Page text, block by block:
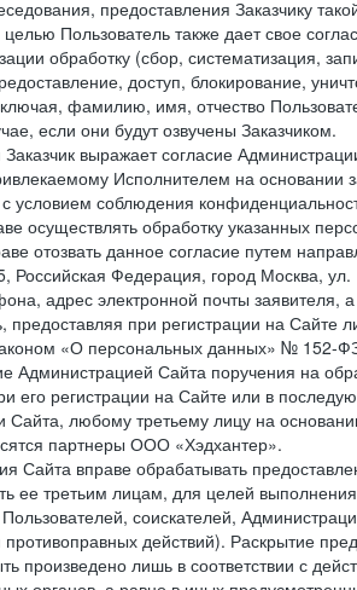
предоставления Заказчику
Пользователь также дает свое
обработку (сбор, систематизация,
доступ, блокирование,
фамилию, имя, отчество
если они будут озвучены Заказчиком.
выражает согласие
Исполнителем на основании
условием соблюдения
осуществлять обработку указанных
отозвать данное согласие путем
Российская Федерация, город Москва,
адрес электронной почты
предоставляя при регистрации на
«О персональных данных» № 152-
Администрацией Сайта поручения на
его регистрации на Сайте или в
Сайта, любому третьему лицу на
партнеры ООО «Хэдхантер».
Сайта вправе обрабатывать
ее третьим лицам, для целей
соискателей,
действий). Раскрытие
произведено лишь в соответствии с